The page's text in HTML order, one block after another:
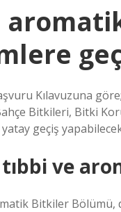
Kılavuzuna
Bitkileri, Bitki
geçiş
tıbbi ve
Bitkiler